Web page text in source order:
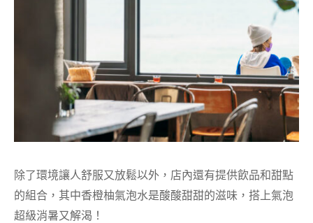
除了環境讓人舒服又放鬆以外，店內還有提供飲品和甜點
的組合，其中香橙柚氣泡水是酸酸甜甜的滋味，搭上氣泡
超級消暑又解渴！